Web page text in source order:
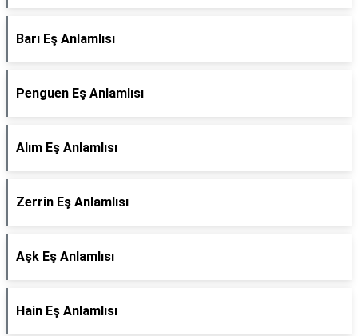
Barı Eş Anlamlısı
Penguen Eş Anlamlısı
Alım Eş Anlamlısı
Zerrin Eş Anlamlısı
Aşk Eş Anlamlısı
Hain Eş Anlamlısı